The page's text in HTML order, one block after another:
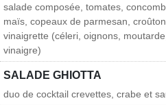
salade composée, tomates,
maïs, copeaux de parmesan,
vinaigrette (céleri, oignons,
vinaigre)
SALADE GHIOTTA
duo de cocktail crevettes, crabe et